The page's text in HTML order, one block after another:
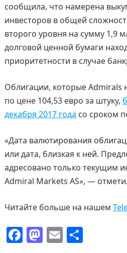
сообщила, что намерена
инвесторов в общей
второго уровня на сумму 1,9
долговой ценной бумаги
приоритетности в случае
Облигации, которые Admirals
по цене 104,53 евро за штуку,
декабря 2017 года со сроком
«Дата валютирования
или дата, близкая к ней.
адресовано только текущим
Admiral Markets AS», —
Читайте больше на нашем
F M E О